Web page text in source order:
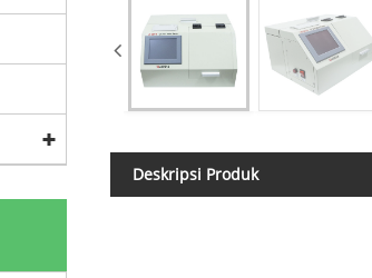
Deskripsi Produk